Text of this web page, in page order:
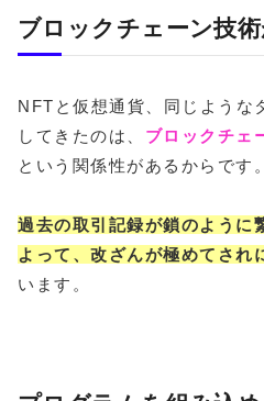
ブロックチェーン技
NFTと仮想通貨、同じような
してきたのは、 ブロックチェ
という関係性があるからです。
過去の取引記録が鎖のように
よって、改ざんが極めてされ
います。